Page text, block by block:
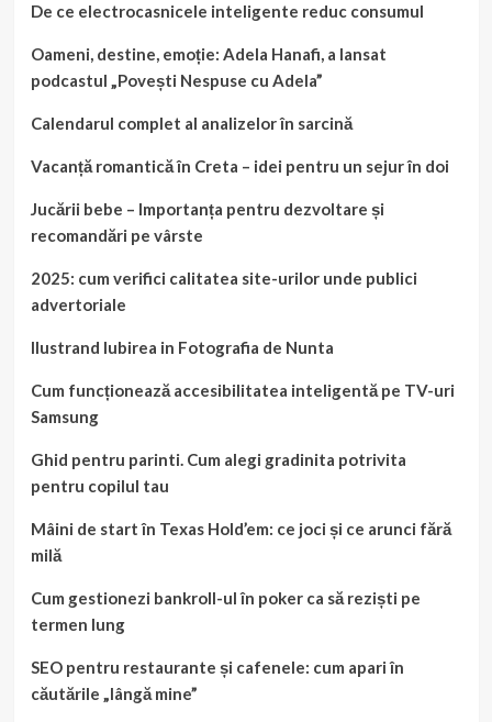
De ce electrocasnicele inteligente reduc consumul
Oameni, destine, emoție: Adela Hanafi, a lansat
podcastul „Povești Nespuse cu Adela”
Calendarul complet al analizelor în sarcină
Vacanță romantică în Creta – idei pentru un sejur în doi
Jucării bebe – Importanța pentru dezvoltare și
recomandări pe vârste
2025: cum verifici calitatea site-urilor unde publici
advertoriale
Ilustrand Iubirea in Fotografia de Nunta
Cum funcționează accesibilitatea inteligentă pe TV-uri
Samsung
Ghid pentru parinti. Cum alegi gradinita potrivita
pentru copilul tau
Mâini de start în Texas Hold’em: ce joci și ce arunci fără
milă
Cum gestionezi bankroll-ul în poker ca să reziști pe
termen lung
SEO pentru restaurante și cafenele: cum apari în
căutările „lângă mine”